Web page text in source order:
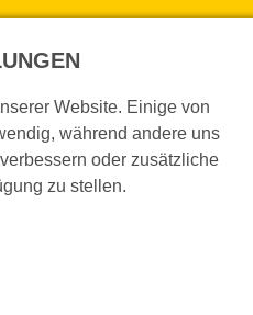
Website. Einige von
während andere uns
oder zusätzliche
zu stellen.